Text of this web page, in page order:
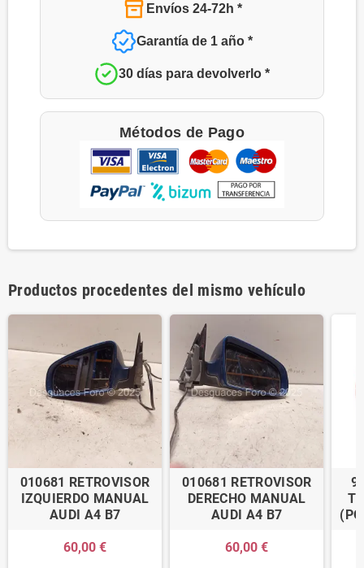
Envíos 24-72h *
Garantía de 1 año *
30 días para devolverlo *
Métodos de Pago
Productos procedentes del mismo vehículo
010681 RETROVISOR
IZQUIERDO MANUAL
AUDI A4 B7
60,00 €
010681 RETROVISOR
DERECHO MANUAL
AUDI A4 B7
60,00 €